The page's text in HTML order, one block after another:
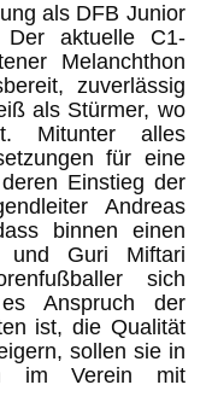
als DFB Junior
Der aktuelle C1-
Melanchthon
zuverlässig
als Stürmer, wo
Mitunter alles
für eine
Einstieg der
Andreas
binnen einen
und Guri Miftari
sich
Anspruch der
ist, die Qualität
sollen sie in
im Verein mit